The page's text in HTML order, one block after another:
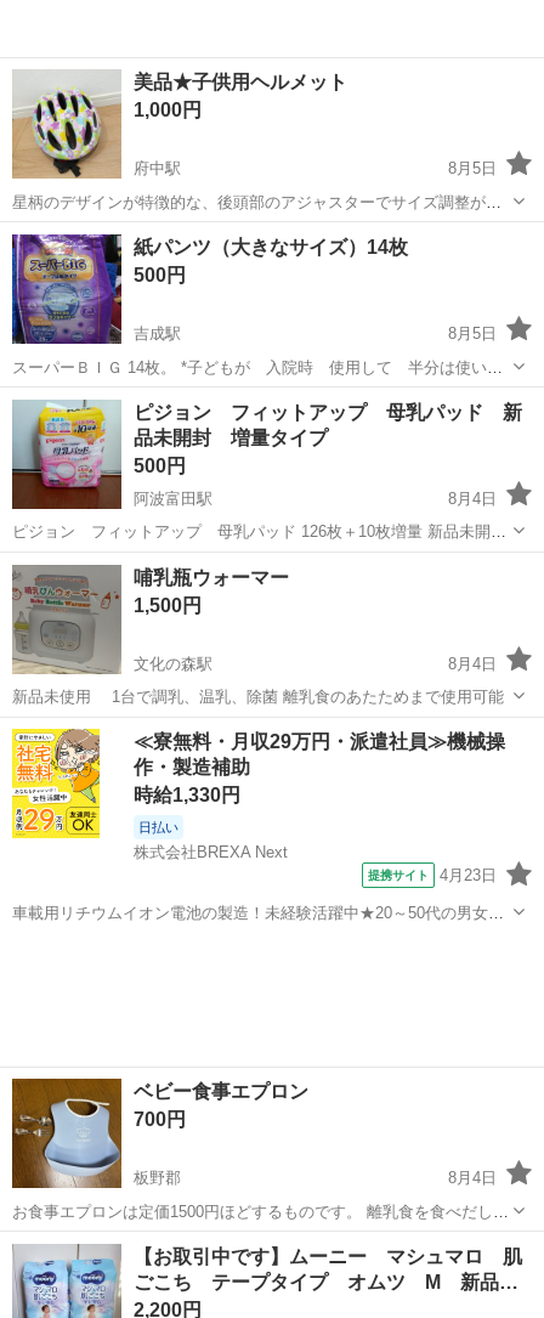
美品★子供用ヘルメット
1,000円
府中駅
8月5日
星柄のデザインが特徴的な、後頭部のアジャスターでサイズ調整が可
能な子供用ヘルメットです。 - 柄: スター柄 - 機能: サイズ調整アジャ
スター付き - 内部仕様: ブルーのインナーパッド 自転車に乗ることが
ほぼ無かった...
徳島 徳島市 府中駅 キッズ用品 ヘルメット
紙パンツ（大きなサイズ）14枚
500円
吉成駅
8月5日
スーパーＢＩＧ 14枚。 *子どもが 入院時 使用して 半分は使いま
した。 どなたか、必要な方 よろしくお願いします。
徳島 板野郡 ベビー用品
ピジョン フィットアップ 母乳パッド 新
品未開封 増量タイプ
500円
阿波富田駅
8月4日
ピジョン フィットアップ 母乳パッド 126枚＋10枚増量 新品未開封
値下げ不可
徳島 徳島市 阿波富田駅
哺乳瓶ウォーマー
1,500円
文化の森駅
8月4日
新品未使用 1台で調乳、温乳、除菌 離乳食のあたためまで使用可能
徳島 徳島市 文化の森駅 ベビー用品 哺乳瓶
≪寮無料・月収29万円・派遣社員≫機械操
作・製造補助
時給1,330円
日払い
株式会社BREXA Next
提携サイト 4月23日
車載用リチウムイオン電池の製造！未経験活躍中★20～50代の男女活
ベビー食事エプロン
700円
板野郡
8月4日
お食事エプロンは定価1500円ほどするものです。 離乳食を食べだした
時から、長い間使えます。 赤ちゃんでも持ちやすいフォークとスプー
ンもセットでお付けします。お祝いでいただいたのですが3〜4回くら
いしか使っていません。
徳島 板野郡 ベビー用品
【お取引中です】ムーニー マシュマロ 肌
ごこち テープタイプ オムツ M 新品…
2,200円